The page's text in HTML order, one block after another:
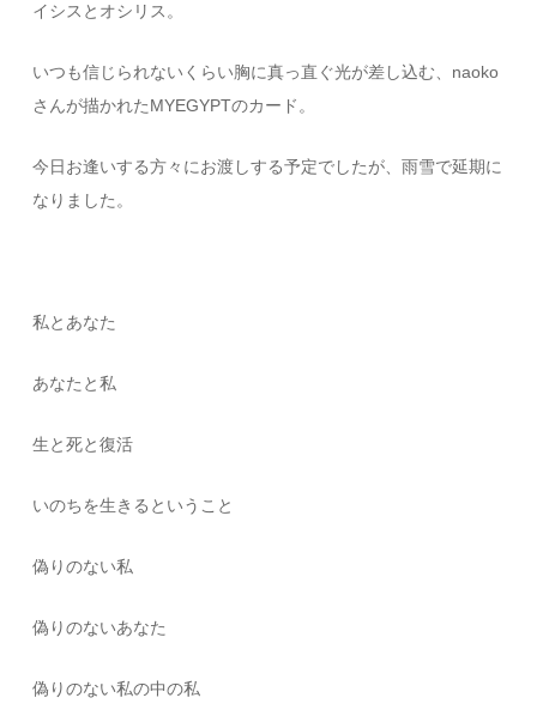
イシスとオシリス。
いつも信じられないくらい胸に真っ直ぐ光が差し込む、naoko
さんが描かれたMYEGYPTのカード。
今日お逢いする方々にお渡しする予定でしたが、雨雪で延期に
なりました。
私とあなた
あなたと私
生と死と復活
いのちを生きるということ
偽りのない私
偽りのないあなた
偽りのない私の中の私